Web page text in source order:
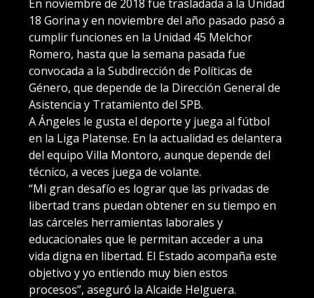
En noviembre de 2018 fue trasladada a la Unidad
18 Gorina y en noviembre del año pasado pasó a
cumplir funciones en la Unidad 45 Melchor
Romero, hasta que la semana pasada fue
convocada a la Subdirección de Políticas de
Género, que depende de la Dirección General de
Asistencia y Tratamiento del SPB.
A Ángeles le gusta el deporte y juega al fútbol
en la Liga Platense. En la actualidad es delantera
del equipo Villa Montoro, aunque depende del
técnico, a veces juega de volante.
“Mi gran desafío es lograr que las privadas de
libertad trans puedan obtener en su tiempo en
las cárceles herramientas laborales y
educacionales que le permitan acceder a una
vida digna en libertad. El Estado acompaña este
objetivo y yo entiendo muy bien estos
procesos”, aseguró la Alcaide Helguera.